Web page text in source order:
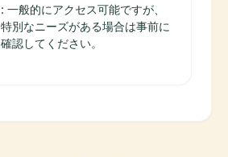
: 一般的にアクセス可能ですが、
特別なニーズがある場合は事前に
確認してください。